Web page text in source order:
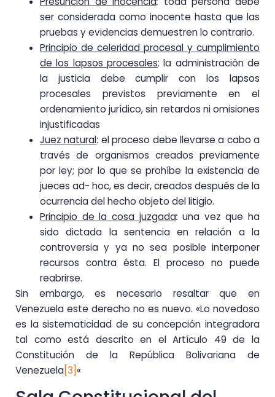
ser considerada como inocente hasta que las
pruebas y evidencias demuestren lo contrario.
Principio de celeridad procesal y cumplimiento
de los lapsos procesales: la administración de
la justicia debe cumplir con los lapsos
procesales previstos previamente en el
ordenamiento jurídico, sin retardos ni omisiones
injustificadas
Juez natural: el proceso debe llevarse a cabo a
través de organismos creados previamente
por ley; por lo que se prohíbe la existencia de
jueces ad- hoc, es decir, creados después de la
ocurrencia del hecho objeto del litigio.
Principio de la cosa juzgada: una vez que ha
sido dictada la sentencia en relación a la
controversia y ya no sea posible interponer
recursos contra ésta. El proceso no puede
reabrirse.
Sin embargo, es necesario resaltar que en
Venezuela este derecho no es nuevo. «Lo novedoso
es la sistematicidad de su concepción integradora
tal como está descrito en el Artículo 49 de la
Constitución de la República Bolivariana de
Venezuela [3] «